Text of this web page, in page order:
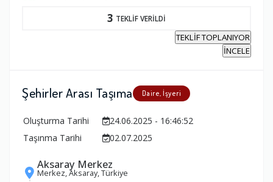
3 TEKLİF VERİLDİ
TEKLİF TOPLANIYOR
İNCELE
Şehirler Arası Taşıma Daire, İşyeri
Oluşturma Tarihi
24.06.2025 - 16:46:52
Taşınma Tarihi
02.07.2025
Aksaray Merkez
Merkez, Aksaray, Türkiye